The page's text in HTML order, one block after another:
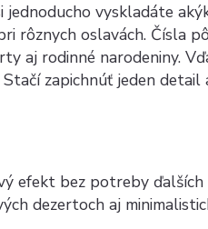
vyskladáte
rôznych oslavách. Čísla
aj rodinné narodeniny.
zapichnúť jeden
efekt bez potreby
dezertoch aj